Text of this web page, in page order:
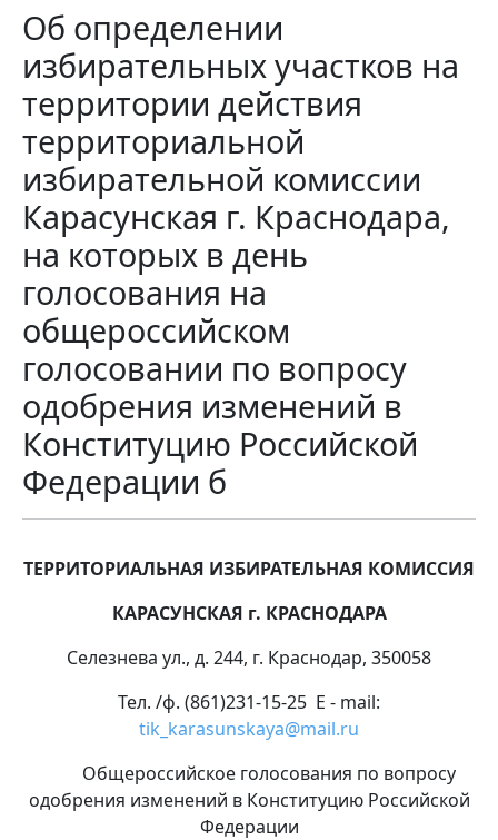
Об определении
избирательных участков на
территории действия
территориальной
избирательной комиссии
Карасунская г. Краснодара,
на которых в день
голосования на
общероссийском
голосовании по вопросу
одобрения изменений в
Конституцию Российской
Федерации б
ТЕРРИТОРИАЛЬНАЯ ИЗБИРАТЕЛЬНАЯ КОМИССИЯ
КАРАСУНСКАЯ г. КРАСНОДАРА
Селезнева ул., д. 244, г. Краснодар, 350058
Тел. /ф. (861)231-15-25 E - mail:
tik_karasunskaya@mail.ru
Общероссийское голосования по вопросу
одобрения изменений в Конституцию Российской
Федерации